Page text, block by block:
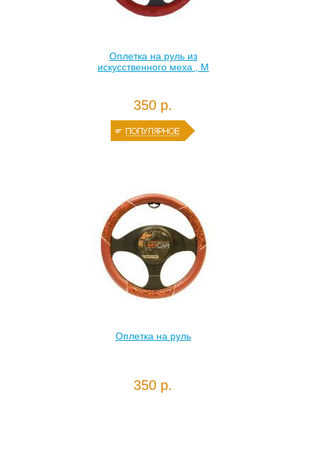
Оплетка на руль из
искусственного меха , М
350 р.
Оплетка на руль
350 р.